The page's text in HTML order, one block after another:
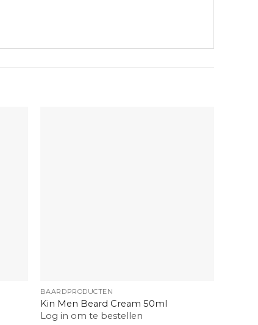
BAARDPRODUCTEN
Kin Men Beard Cream 50ml
Log in om te bestellen